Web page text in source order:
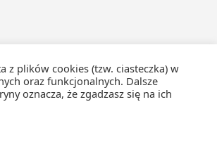
z plików cookies (tzw. ciasteczka) w
oraz funkcjonalnych. Dalsze
oznacza, że zgadzasz się na ich